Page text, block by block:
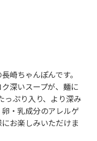
崎ちゃんぽんです。
深いスープが、麺に
っぷり入り、より深み
・乳成分のアレルゲ
お楽しみいただけま